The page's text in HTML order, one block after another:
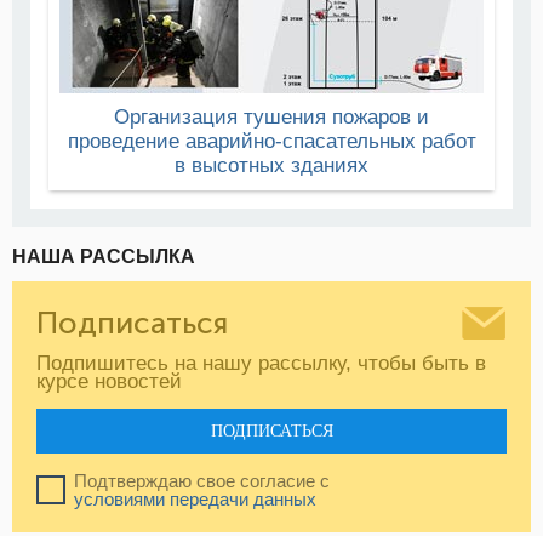
Организация тушения пожаров и
проведение аварийно-спасательных работ
в высотных зданиях
НАША РАССЫЛКА
Подписаться
Подпишитесь на нашу рассылку, чтобы быть в
курсе новостей
ПОДПИСАТЬСЯ
Подтверждаю свое согласие с
условиями передачи данных